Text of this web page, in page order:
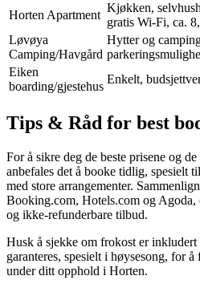
Horten Apartment
Kjøkken,
gratis Wi‑Fi, ca.
Løvøya
Camping/Havgård
Hytter og
Eiken
boarding/gjestehus
Enkelt,
Tips & Råd for best
For å sikre deg de beste prisene og
anbefales det å booke tidlig, spesielt
med store arrangementer.
Booking.com, Hotels.com og Agoda,
og ikke-refunderbare tilbud.
Husk å sjekke om frokost er
garanteres, spesielt i høysesong, for
under ditt opphold i Horten.